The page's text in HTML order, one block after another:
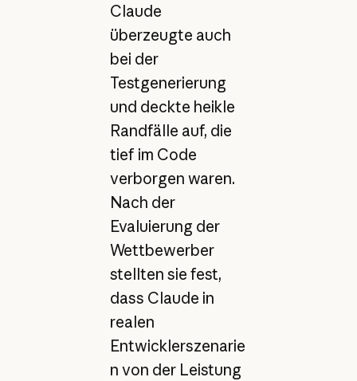
Claude
überzeugte auch
bei der
Testgenerierung
und deckte heikle
Randfälle auf, die
tief im Code
verborgen waren.
Nach der
Evaluierung der
Wettbewerber
stellten sie fest,
dass Claude in
realen
Entwicklerszenarie
n von der Leistung